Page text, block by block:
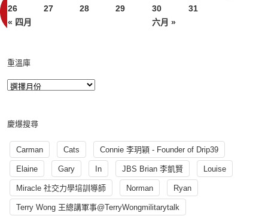
« 四月 六月 »
26
27 28 29 30 31
重溫庫
慶爆搜尋
Carman Cats Connie 李玥穎 - Founder of Drip39
Elaine Gary In JBS Brian 李凱賢 Louise
Miracle 社交力學培訓導師 Norman Ryan
Terry Wong 王總講軍事@TerryWongmilitarytalk